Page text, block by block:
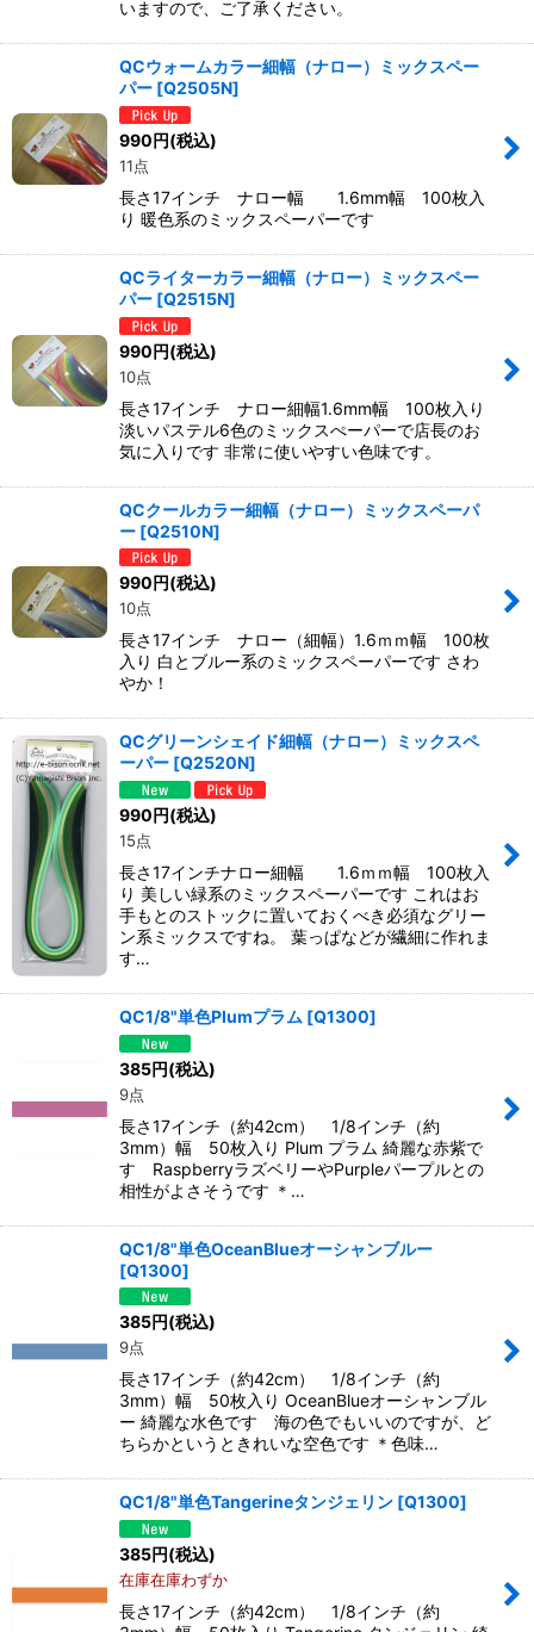
いますので、ご了承ください。
QCウォームカラー細幅（ナロー）ミックスペー
パー [Q2505N]
990円(税込)
11点
長さ17インチ ナロー幅 1.6mm幅 100枚入
り 暖色系のミックスペーパーです
QCライターカラー細幅（ナロー）ミックスペー
パー [Q2515N]
990円(税込)
10点
長さ17インチ ナロー細幅1.6mm幅 100枚入り
淡いパステル6色のミックスぺーパーで店長のお
気に入りです 非常に使いやすい色味です。
QCクールカラー細幅（ナロー）ミックスペーパ
ー [Q2510N]
990円(税込)
10点
長さ17インチ ナロー（細幅）1.6ｍｍ幅 100枚
入り 白とブルー系のミックスペーパーです さわ
やか！
QCグリーンシェイド細幅（ナロー）ミックスペ
ーパー [Q2520N]
990円(税込)
15点
長さ17インチナロー細幅 1.6ｍｍ幅 100枚入
り 美しい緑系のミックスペーパーです これはお
手もとのストックに置いておくべき必須なグリー
ン系ミックスですね。 葉っぱなどが繊細に作れま
す…
QC1/8"単色Plumプラム [Q1300]
385円(税込)
9点
長さ17インチ（約42cm） 1/8インチ（約
3mm）幅 50枚入り Plum プラム 綺麗な赤紫で
す RaspberryラズベリーやPurpleパープルとの
相性がよさそうです ＊…
QC1/8"単色OceanBlueオーシャンブルー
[Q1300]
385円(税込)
9点
長さ17インチ（約42cm） 1/8インチ（約
3mm）幅 50枚入り OceanBlueオーシャンブル
ー 綺麗な水色です 海の色でもいいのですが、ど
ちらかというときれいな空色です ＊色味…
QC1/8"単色Tangerineタンジェリン [Q1300]
385円(税込)
在庫在庫わずか
長さ17インチ（約42cm） 1/8インチ（約